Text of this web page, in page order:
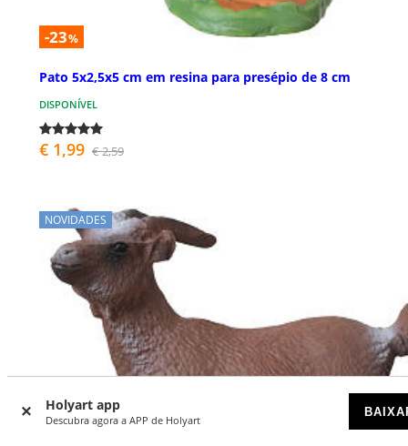
Holyart app
Descubra agora a APP de Holyart
-23%
Pato 5x2,5x5 cm em resina para presépio de 8 cm
DISPONÍVEL
€ 1,99 € 2,59
NOVIDADES